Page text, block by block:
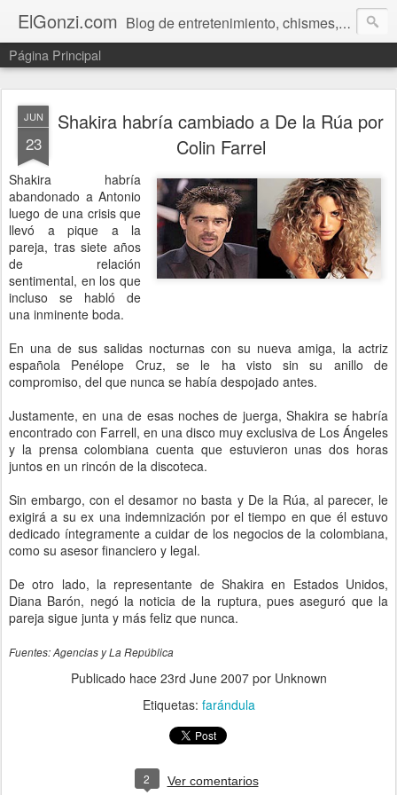
ElGonzi.com Blog de entretenimiento, chismes, humor, farándula, curiosidades, ovnis, noticias calientes, fotos, videos, paranormal y ¡más!
Página Principal
JUN
23
Shakira habría cambiado a De la Rúa por
Colin Farrel
Shakira habría
abandonado a Antonio
luego de una crisis que
llevó a pique a la
pareja, tras siete años
de relación
sentimental, en los que
incluso se habló de
una inminente boda.
En una de sus salidas nocturnas con su nueva amiga, la actriz
española Penélope Cruz, se le ha visto sin su anillo de
compromiso, del que nunca se había despojado antes.
Justamente, en una de esas noches de juerga, Shakira se habría
encontrado con Farrell, en una disco muy exclusiva de Los Ángeles
y la prensa colombiana cuenta que estuvieron unas dos horas
juntos en un rincón de la discoteca.
Sin embargo, con el desamor no basta y De la Rúa, al parecer, le
exigirá a su ex una indemnización por el tiempo en que él estuvo
dedicado íntegramente a cuidar de los negocios de la colombiana,
como su asesor financiero y legal.
De otro lado, la representante de Shakira en Estados Unidos,
Diana Barón, negó la noticia de la ruptura, pues aseguró que la
pareja sigue junta y más feliz que nunca.
Fuentes: Agencias y La República
Publicado hace 23rd June 2007por Unknown
Etiquetas: farándula
2 Ver comentarios